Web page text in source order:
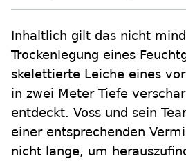
Inhaltlich gilt das nicht
Trockenlegung eines
skelettierte Leiche eines
in zwei Meter Tiefe
entdeckt. Voss und sein
einer entsprechenden
nicht lange, um